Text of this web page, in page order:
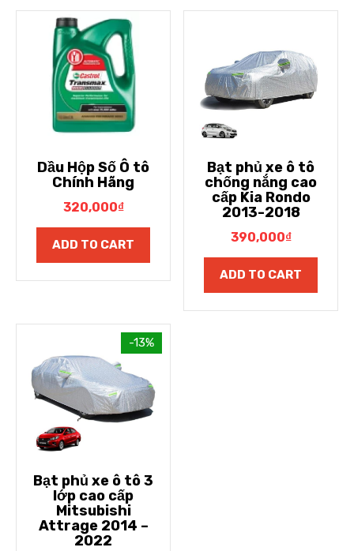
Dầu Hộp Số Ô tô
Chính Hãng
320,000₫
ADD TO CART
Bạt phủ xe ô tô
chống nắng cao
cấp Kia Rondo
2013-2018
390,000₫
ADD TO CART
-13%
Bạt phủ xe ô tô 3
lớp cao cấp
Mitsubishi
Attrage 2014 –
2022